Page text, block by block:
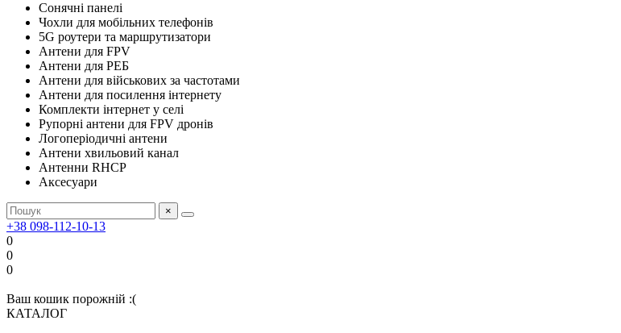
Сонячні панелі
Чохли для мобільних телефонів
5G роутери та маршрутизатори
Антени для FPV
Антени для РЕБ
Антени для військових за частотами
Антени для посилення інтернету
Комплекти інтернет у селі
Рупорні антени для FPV дронів
Логоперіодичні антени
Антени хвильовий канал
Антенни RHCP
Аксесуари
×
+38 098-112-10-13
0
0
0
Ваш кошик порожній :(
КАТАЛОГ